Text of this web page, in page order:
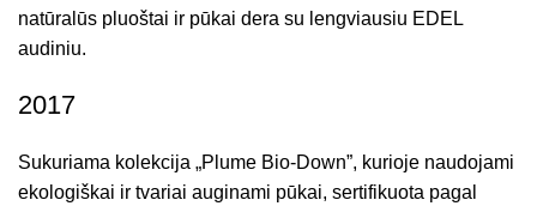
natūralūs pluoštai ir pūkai dera su lengviausiu EDEL
audiniu.
2017
Sukuriama kolekcija „Plume Bio-Down”, kurioje naudojami
ekologiškai ir tvariai auginami pūkai, sertifikuota pagal